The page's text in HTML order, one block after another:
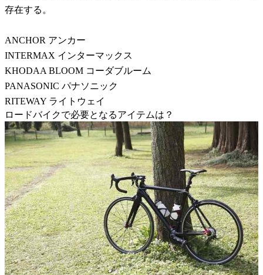
存在する。
ANCHOR アンカー
INTERMAX インターマックス
KHODAA BLOOM コーダブルーム
PANASONIC パナソニック
RITEWAY ライトウェイ
ロードバイクで必要となるアイテムは？